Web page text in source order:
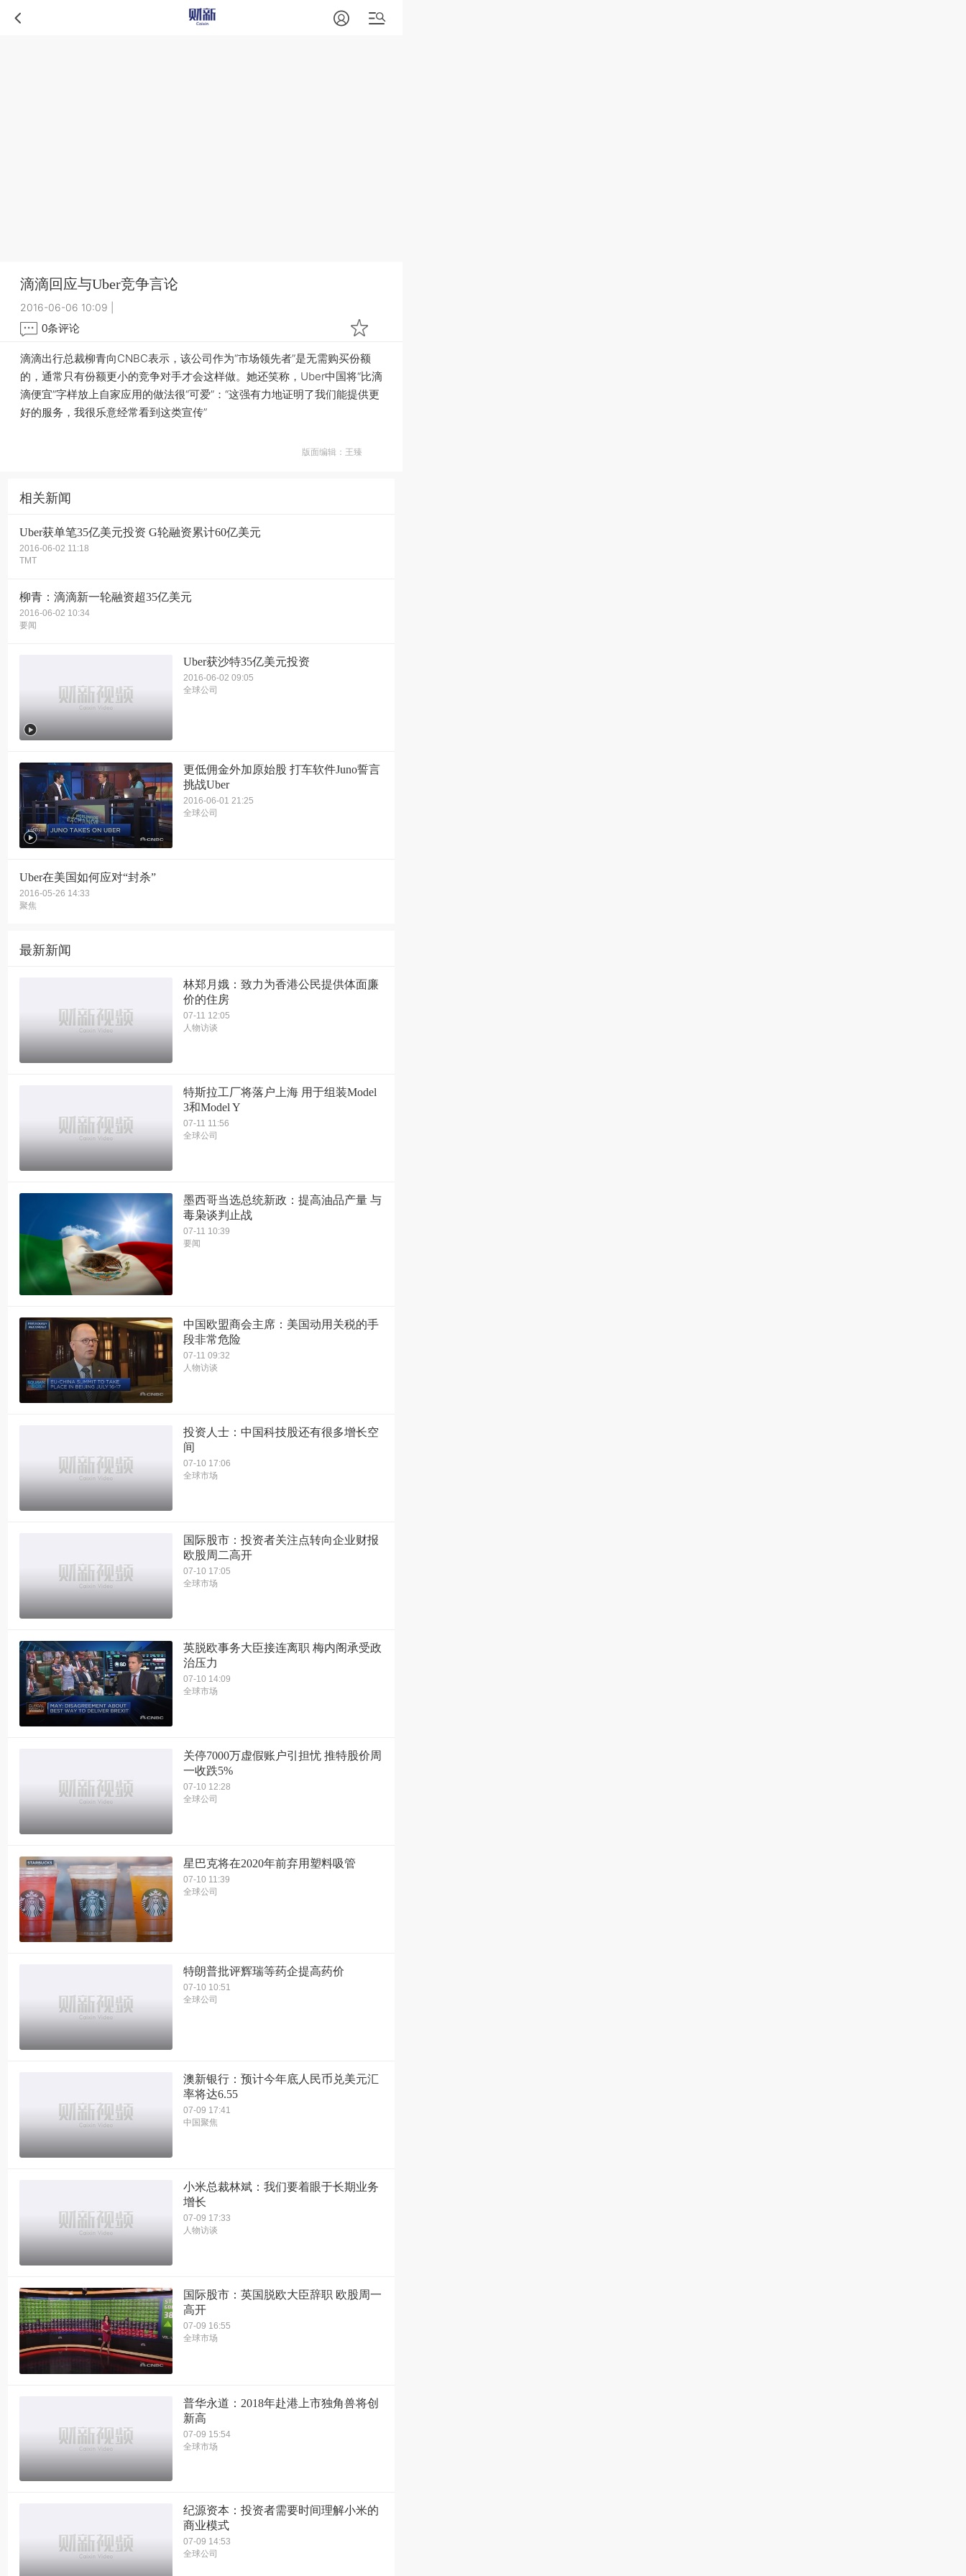
滴滴回应与Uber竞争言论
2016-06-06 10:09
0条评论
滴滴出行总裁柳青向CNBC表示，该公司作为“市场领先者”是无需购买份额
的，通常只有份额更小的竞争对手才会这样做。她还笑称，Uber中国将“比滴
滴便宜”字样放上自家应用的做法很“可爱”：“这强有力地证明了我们能提供更
好的服务，我很乐意经常看到这类宣传”
版面编辑：王臻
相关新闻
Uber获单笔35亿美元投资 G轮融资累计60亿美元
2016-06-02 11:18
TMT
柳青：滴滴新一轮融资超35亿美元
2016-06-02 10:34
要闻
Uber获沙特35亿美元投资
2016-06-02 09:05
全球公司
更低佣金外加原始股 打车软件Juno誓言
挑战Uber
2016-06-01 21:25
全球公司
Uber在美国如何应对“封杀”
2016-05-26 14:33
聚焦
最新新闻
林郑月娥：致力为香港公民提供体面廉
价的住房
07-11 12:05
人物访谈
特斯拉工厂将落户上海 用于组装Model
3和Model Y
07-11 11:56
全球公司
墨西哥当选总统新政：提高油品产量 与
毒枭谈判止战
07-11 10:39
要闻
中国欧盟商会主席：美国动用关税的手
段非常危险
07-11 09:32
人物访谈
投资人士：中国科技股还有很多增长空
间
07-10 17:06
全球市场
国际股市：投资者关注点转向企业财报
欧股周二高开
07-10 17:05
全球市场
英脱欧事务大臣接连离职 梅内阁承受政
治压力
07-10 14:09
全球市场
关停7000万虚假账户引担忧 推特股价周
一收跌5%
07-10 12:28
全球公司
星巴克将在2020年前弃用塑料吸管
07-10 11:39
全球公司
特朗普批评辉瑞等药企提高药价
07-10 10:51
全球公司
澳新银行：预计今年底人民币兑美元汇
率将达6.55
07-09 17:41
中国聚焦
小米总裁林斌：我们要着眼于长期业务
增长
07-09 17:33
人物访谈
国际股市：英国脱欧大臣辞职 欧股周一
高开
07-09 16:55
全球市场
普华永道：2018年赴港上市独角兽将创
新高
07-09 15:54
全球市场
纪源资本：投资者需要时间理解小米的
商业模式
07-09 14:53
全球公司